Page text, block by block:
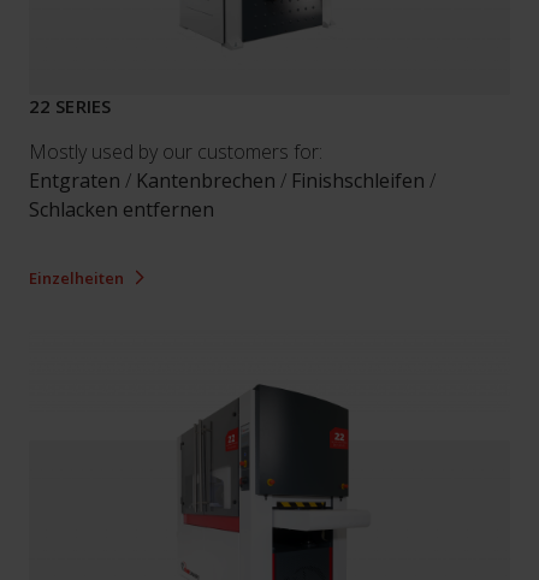
22 SERIES
Mostly used by our customers for:
Entgraten / Kantenbrechen / Finishschleifen /
Schlacken entfernen
Einzelheiten